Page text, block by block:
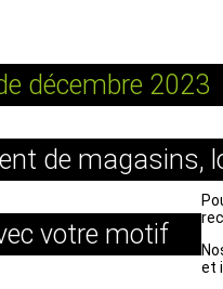
décembre 2023
de magasins,
votre motif
et